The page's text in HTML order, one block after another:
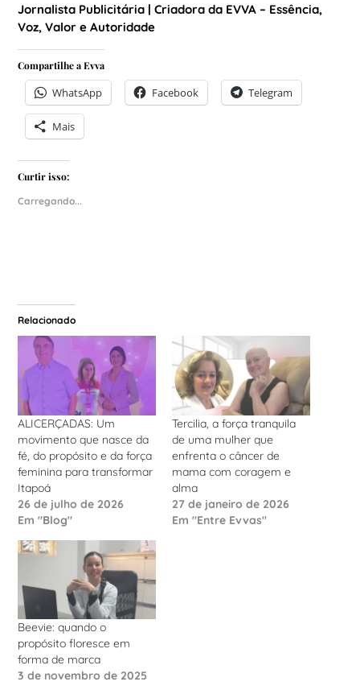
Jornalista Publicitária | Criadora da EVVA – Essência,
Voz, Valor e Autoridade
Compartilhe a Evva
WhatsApp Facebook Telegram
Mais
Curtir isso:
Carregando...
Relacionado
ALICERÇADAS: Um
movimento que nasce da
fé, do propósito e da força
feminina para transformar
Itapoá
26 de julho de 2026
Em "Blog"
Tercilia, a força tranquila
de uma mulher que
enfrenta o câncer de
mama com coragem e
alma
27 de janeiro de 2026
Em "Entre Evvas"
Beevie: quando o
propósito floresce em
forma de marca
3 de novembro de 2025